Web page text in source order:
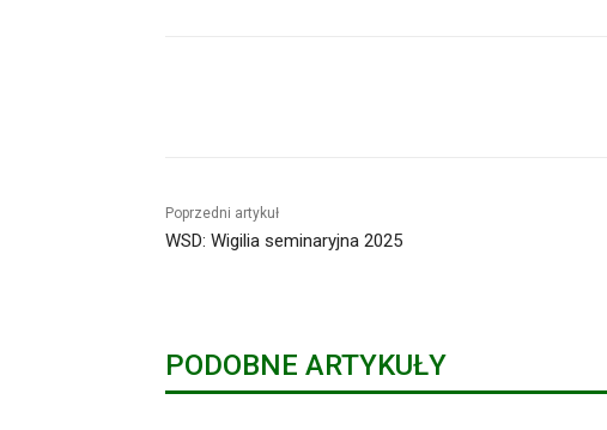
Poprzedni artykuł
WSD: Wigilia seminaryjna 2025
PODOBNE ARTYKUŁY